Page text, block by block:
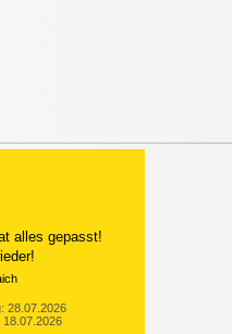
alles gepasst!
28.07.2026